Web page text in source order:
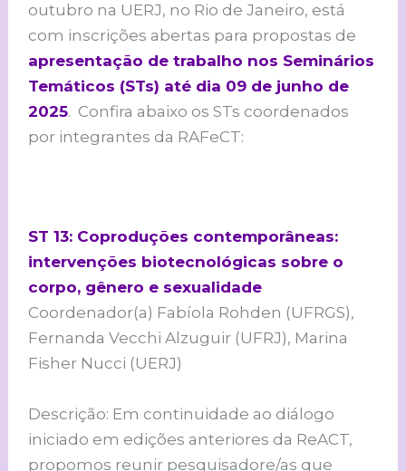
outubro na UERJ, no Rio de Janeiro, está
com inscrições abertas para propostas de
apresentação de trabalho nos Seminários
Temáticos (STs) até dia 09 de junho de
2025. Confira abaixo os STs coordenados
por integrantes da RAFeCT:
ST 13: Coproduções contemporâneas:
intervenções biotecnológicas sobre o
corpo, gênero e sexualidade
Coordenador(a) Fabíola Rohden (UFRGS),
Fernanda Vecchi Alzuguir (UFRJ), Marina
Fisher Nucci (UERJ)
Descrição: Em continuidade ao diálogo
iniciado em edições anteriores da ReACT,
propomos reunir pesquisadore/as que